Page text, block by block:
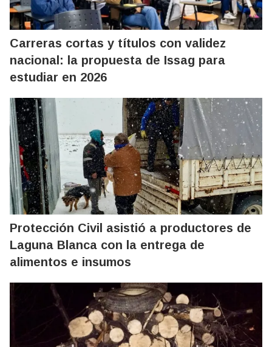
Carreras cortas y títulos con validez
nacional: la propuesta de Issag para
estudiar en 2026
Protección Civil asistió a productores de
Laguna Blanca con la entrega de
alimentos e insumos